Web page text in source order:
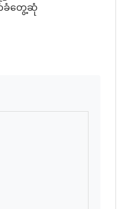
ခံတွေ့ဆုံ